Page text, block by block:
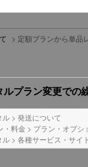
> 定額プランから単品
プラン変更での
ル > 発送について
・料金 > プラン・オプシ
ル > 各種サービス・サイ